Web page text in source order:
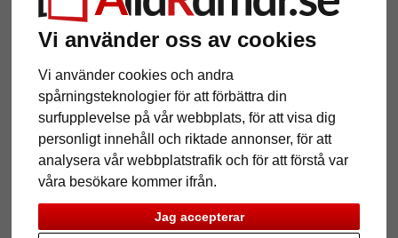
Vi använder oss av cookies
Vi använder cookies och andra
spårningsteknologier för att förbättra din
surfupplevelse på vår webbplats, för att visa dig
personligt innehåll och riktade annonser, för att
analysera vår webbplatstrafik och för att förstå var
våra besökare kommer ifrån.
Jag accepterar
12 Artiklar Populärast
Grid